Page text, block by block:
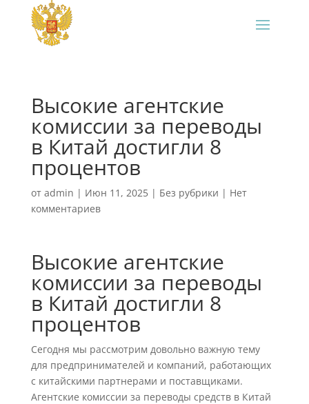
Высокие агентские
комиссии за переводы
в Китай достигли 8
процентов
от admin | Июн 11, 2025| Без рубрики | Нет
комментариев
Высокие агентские
комиссии за переводы
в Китай достигли 8
процентов
Сегодня мы рассмотрим довольно важную тему
для предпринимателей и компаний, работающих
с китайскими партнерами и поставщиками.
Агентские комиссии за переводы средств в Китай